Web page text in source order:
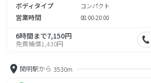
ボディタイプ コンパクト
営業時間 08:00-20:00
6時間まで7,150円
免責補償1,430円
開明駅から 3530m